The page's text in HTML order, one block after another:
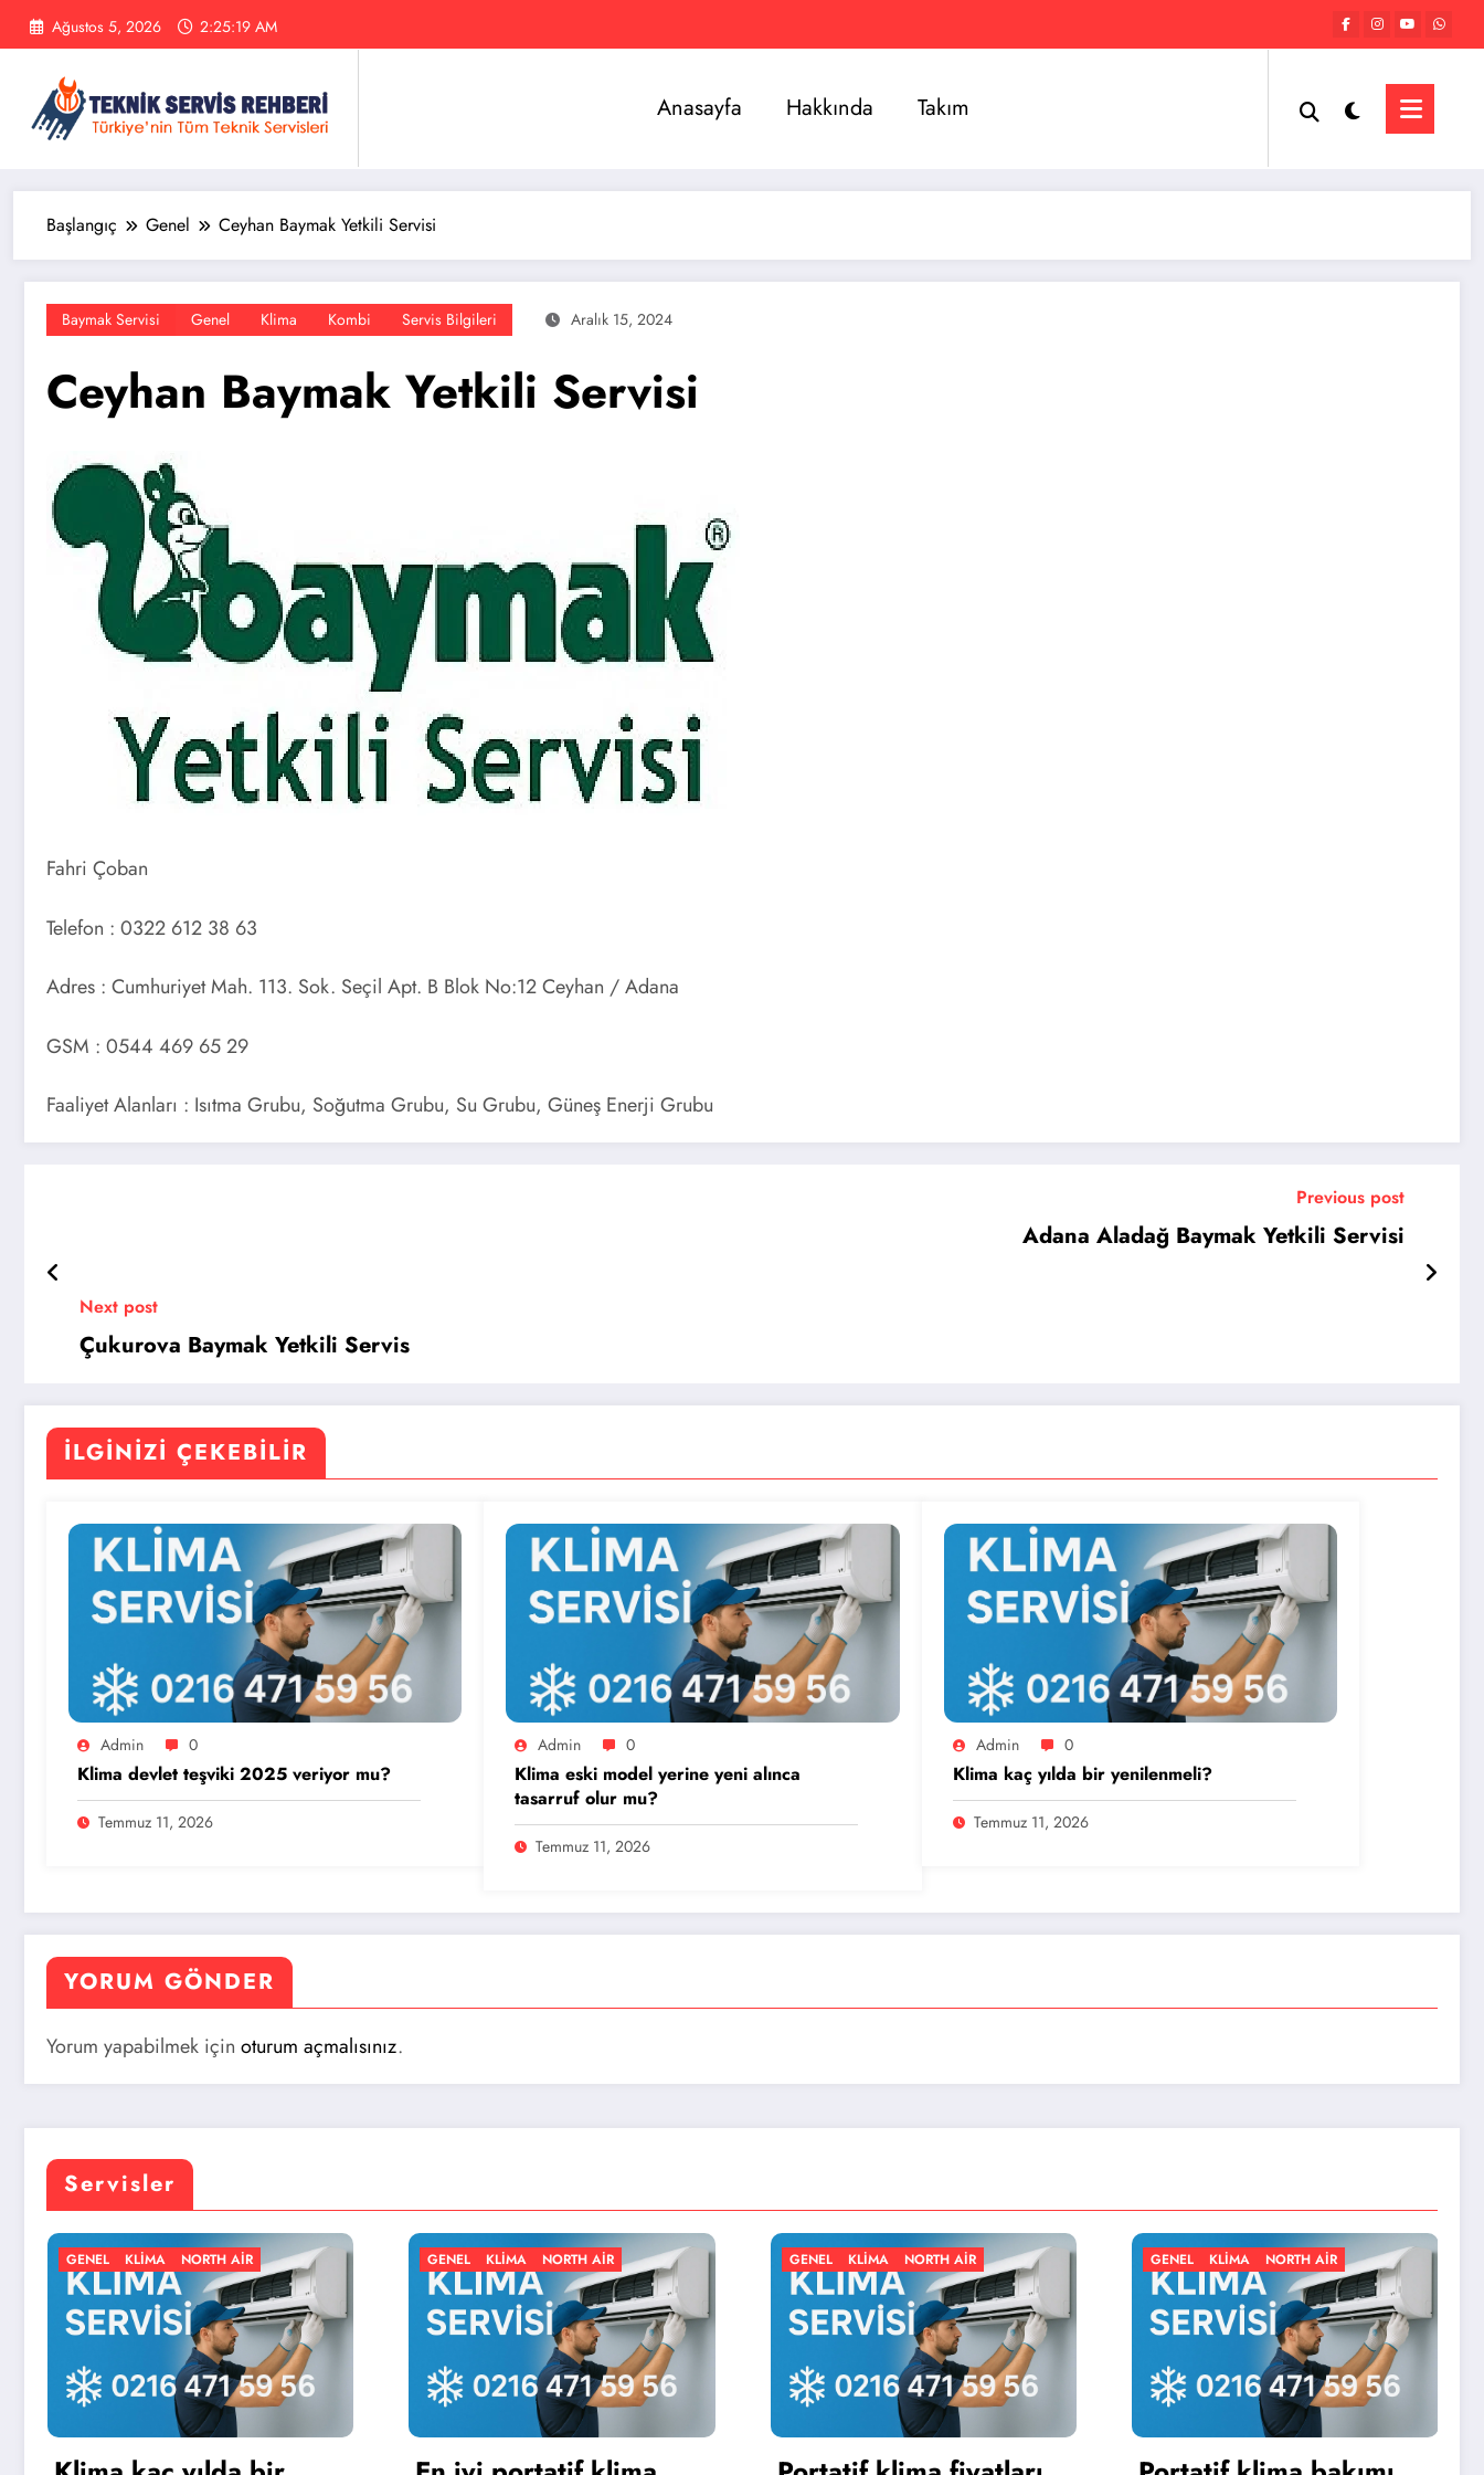
İçeriğe
Ağustos 5, 2026 2:25:19 AM
Anasayfa Hakkında Takım
Başlangıç Genel Ceyhan Baymak Yetkili Servisi
Baymak Servisi Genel Klima Kombi Servis Bilgileri Aralık 15, 2024
Ceyhan Baymak Yetkili Servisi
Fahri Çoban
Telefon : 0322 612 38 63
Adres : Cumhuriyet Mah. 113. Sok. Seçil Apt. B Blok No:12 Ceyhan / Adana
GSM : 0544 469 65 29
Faaliyet Alanları : Isıtma Grubu, Soğutma Grubu, Su Grubu, Güneş Enerji Grubu
Previous post
Adana Aladağ Baymak Yetkili Servisi
Next post
Çukurova Baymak Yetkili Servis
İLGINIZI ÇEKEBILIR
Admin 0
Klima devlet teşviki 2025 veriyor mu?
Temmuz 11, 2026
Admin 0
Klima eski model yerine yeni alınca
tasarruf olur mu?
Temmuz 11, 2026
Admin 0
Klima kaç yılda bir yenilenmeli?
Temmuz 11, 2026
YORUM GÖNDER
Yorum yapabilmek için oturum açmalısınız.
Servisler
GENEL KLIMA NORTH AIR GENEL KLIMA NORTH AIR GENEL KLIMA NORTH AIR GENEL KLIMA NORTH AIR